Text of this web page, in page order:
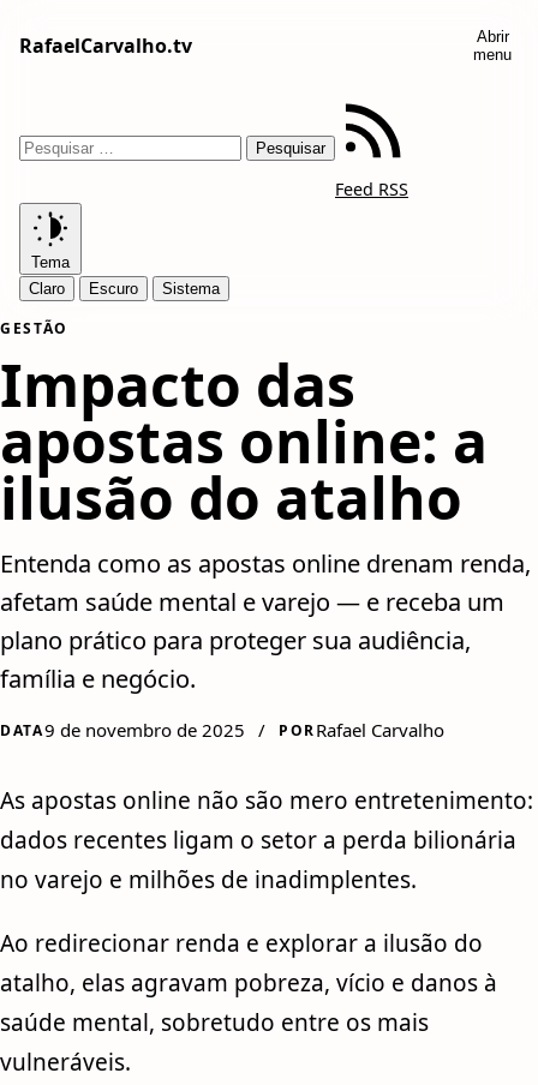
RafaelCarvalho.tv
Abrir
menu
Feed RSS
Tema
Claro
Escuro Sistema
GESTÃO
Impacto das
apostas online: a
ilusão do atalho
Entenda como as apostas online drenam renda,
afetam saúde mental e varejo — e receba um
plano prático para proteger sua audiência,
família e negócio.
DATA9 de novembro de 2025 / PORRafael Carvalho
As apostas online não são mero entretenimento:
dados recentes ligam o setor a perda bilionária
no varejo e milhões de inadimplentes.
Ao redirecionar renda e explorar a ilusão do
atalho, elas agravam pobreza, vício e danos à
saúde mental, sobretudo entre os mais
vulneráveis.